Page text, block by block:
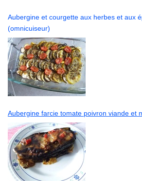
Aubergine et courgette aux herbes et aux
(omnicuiseur)
Aubergine farcie tomate poivron viande et